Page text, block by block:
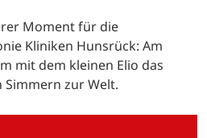
Moment für die
Kliniken Hunsrück: Am
mit dem kleinen Elio das
Simmern zur Welt.